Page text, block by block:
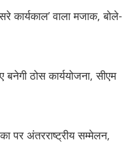
कार्यकाल’ वाला मजाक, बोले-
ठोस कार्ययोजना, सीएम
पर अंतरराष्ट्रीय सम्मेलन,